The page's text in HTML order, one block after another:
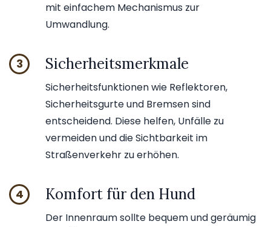
mit einfachem Mechanismus zur
Umwandlung.
3 Sicherheitsmerkmale
Sicherheitsfunktionen wie Reflektoren,
Sicherheitsgurte und Bremsen sind
entscheidend. Diese helfen, Unfälle zu
vermeiden und die Sichtbarkeit im
Straßenverkehr zu erhöhen.
4 Komfort für den Hund
Der Innenraum sollte bequem und geräumig